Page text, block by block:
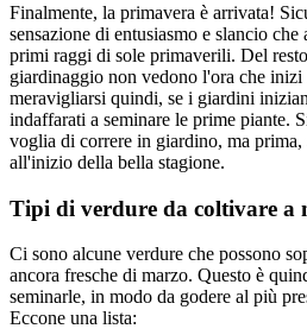
Finalmente, la primavera è arrivata!
sensazione di entusiasmo e slancio
primi raggi di sole primaverili. Del
giardinaggio non vedono l'ora che
meravigliarsi quindi, se i giardini
indaffarati a seminare le prime piante.
voglia di correre in giardino, ma prima,
all'inizio della bella stagione.
Tipi di verdure da coltivare a
Ci sono alcune verdure che possono
ancora fresche di marzo. Questo è
seminarle, in modo da godere al più
Eccone una lista: